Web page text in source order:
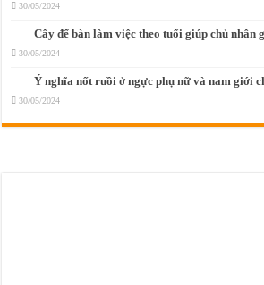
30/05/2024
Cây để bàn làm việc theo tuổi giúp chủ nhân
30/05/2024
Ý nghĩa nốt ruồi ở ngực phụ nữ và nam giới
30/05/2024